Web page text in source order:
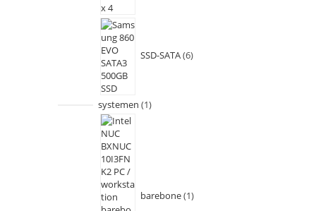
SSD-SATA 6
systemen 1
barebone 1